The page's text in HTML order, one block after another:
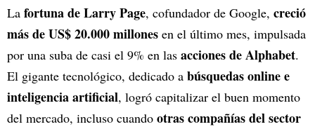
La fortuna de Larry Page, cofundador de Google, creció
más de US$ 20.000 millones en el último mes, impulsada
por una suba de casi el 9% en las acciones de Alphabet.
El gigante tecnológico, dedicado a búsquedas online e
inteligencia artificial, logró capitalizar el buen momento
del mercado, incluso cuando otras compañías del sector